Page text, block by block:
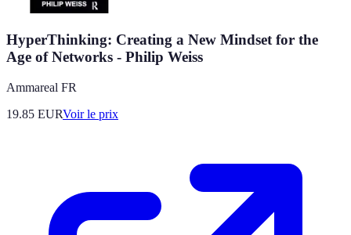
HyperThinking: Creating a New Mindset for the
Age of Networks - Philip Weiss
Ammareal FR
19.85 EURVoir le prix